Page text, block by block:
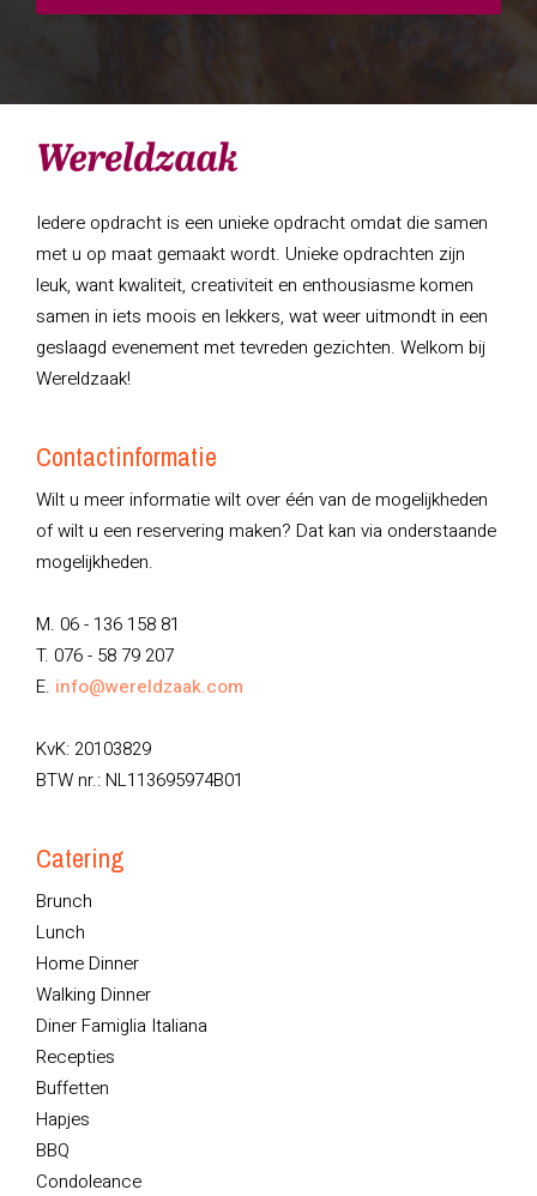
Iedere opdracht is een unieke opdracht omdat die samen
met u op maat gemaakt wordt. Unieke opdrachten zijn
leuk, want kwaliteit, creativiteit en enthousiasme komen
samen in iets moois en lekkers, wat weer uitmondt in een
geslaagd evenement met tevreden gezichten. Welkom bij
Wereldzaak!
Contactinformatie
Wilt u meer informatie wilt over één van de mogelijkheden
of wilt u een reservering maken? Dat kan via onderstaande
mogelijkheden.
M. 06 - 136 158 81
T. 076 - 58 79 207
E. info@wereldzaak.com
KvK: 20103829
BTW nr.: NL113695974B01
Catering
Brunch
Lunch
Home Dinner
Walking Dinner
Diner Famiglia Italiana
Recepties
Buffetten
Hapjes
BBQ
Condoleance